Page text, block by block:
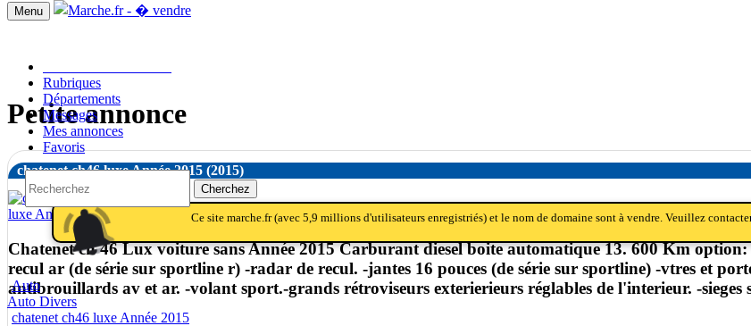
Menu
Rubriques
Départements
Messages
Mes annonces
Favoris
Cherchez
notifications_active
notifications
notifications Ce site marche.fr (avec 5,9 millions d'utilisateurs enregistriés) et le nom de domaine sont à vendre. Veuillez
Auto
Auto Divers
chatenet ch46 luxe Année 2015
Petite annonce
chatenet ch46 luxe Année 2015 (2015)
Chatenet ch 46 Lux voiture sans Année 2015 Carburant diesel boite automatique 13. 600 Km
recul ar (de série sur sportline r) -radar de recul. -jantes 16 pouces (de série sur sportline) -vtres et
antibrouillards av et ar. -volant sport.-grands rétroviseurs exterierieurs réglables de l'interieur. -sieges